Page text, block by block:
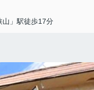
山」駅徒歩17分